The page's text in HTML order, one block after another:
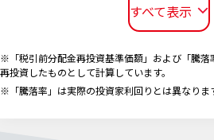
すべて表示
※「税引前分配金再投資基準価額」および「騰落
再投資したものとして計算しています。
※「騰落率」は実際の投資家利回りとは異なりま